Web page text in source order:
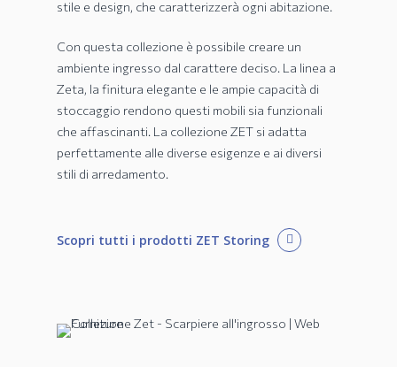
stile e design, che caratterizzerà ogni abitazione.
Con questa collezione è possibile creare un
ambiente ingresso dal carattere deciso. La linea a
Zeta, la finitura elegante e le ampie capacità di
stoccaggio rendono questi mobili sia funzionali
che affascinanti. La collezione ZET si adatta
perfettamente alle diverse esigenze e ai diversi
stili di arredamento.
Scopri tutti i prodotti ZET Storing